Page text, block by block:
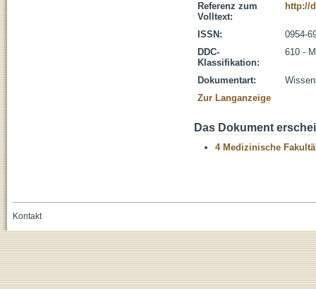
Referenz zum
Volltext:
http://
ISSN:
0954-
DDC-
Klassifikation:
610 -
Dokumentart:
Zur Langanzeige
Das Dokument
4 Medizinische
Kontakt